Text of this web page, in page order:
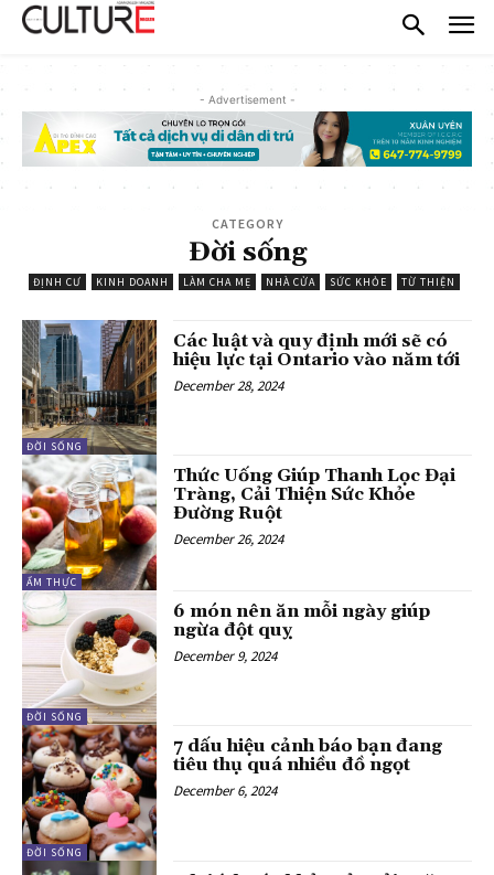
- Advertisement -
CATEGORY
Đời sống
ĐỊNH CƯ KINH DOANH LÀM CHA MẸ NHÀ CỬA SỨC KHỎE TỪ THIỆN
ĐỜI SỐNG
Các luật và quy định mới sẽ có
hiệu lực tại Ontario vào năm tới
December 28, 2024
ẨM THỰC
Thức Uống Giúp Thanh Lọc Đại
Tràng, Cải Thiện Sức Khỏe
Đường Ruột
December 26, 2024
ĐỜI SỐNG
6 món nên ăn mỗi ngày giúp
ngừa đột quỵ
December 9, 2024
ĐỜI SỐNG
7 dấu hiệu cảnh báo bạn đang
tiêu thụ quá nhiều đồ ngọt
December 6, 2024